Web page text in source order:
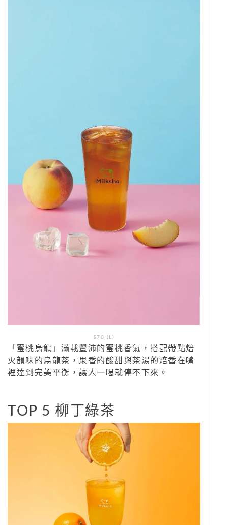
$70 (L)
「蜜桃烏龍」滿載豐沛的蜜桃香氣，搭配帶點焙
火韻味的烏龍茶，果香的酸甜與茶湯的焙香在嘴
裡達到完美平衡，讓人一喝就停不下來。
TOP 5 柳丁綠茶